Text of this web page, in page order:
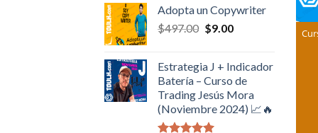
was:
$450.00.
is:
Adopta un Copywriter
$497.00 Original
$497.00.
$9.00Current
$9.00.
Estrategia J + Indicador
Batería – Curso de
Trading Jesús Mora
(Noviembre 2024) 📈🔥